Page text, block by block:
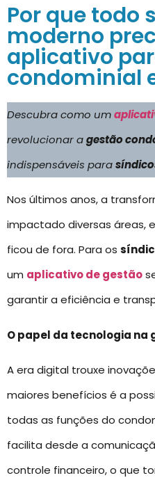
Por que todo
moderno
aplicativo
condominial
Descubra como um
revolucionar agestão
indispensáveis para
Nos últimos anos, a
impactado diversas áreas,
ficou de fora. Para os
um aplicativo de gestão
garantir a eficiência e
O papel da tecnologia na
A era digital trouxe
maiores benefícios é a
todas as funções do
facilita desde a
controle financeiro, o que